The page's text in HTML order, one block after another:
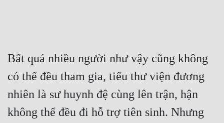
Truyện ngắn
Xa Lộ Dịch
Cung Đấu
Bất quá nhiều người như vậy cũng không
có thể đều tham gia, tiểu thư viện đương
nhiên là sư huynh đệ cùng lên trận, hận
không thể đều đi hỗ trợ tiên sinh. Nhưng